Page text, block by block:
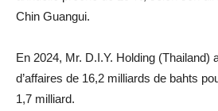
Chin Guangui.
En 2024, Mr. D.I.Y. Holding (Thailand)
d’affaires de 16,2 milliards de bahts
1,7 milliard.